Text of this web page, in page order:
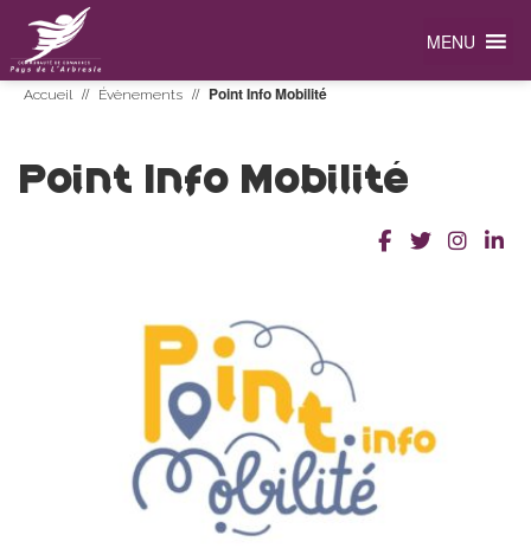
MENU
Accueil // Évènements // Point Info Mobilité
Point Info Mobilité